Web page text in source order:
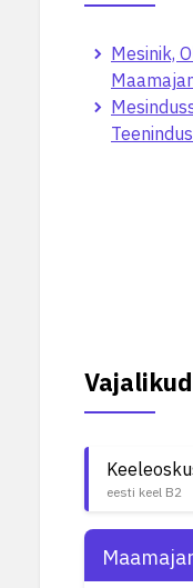
Mesinik,
eesti keel B2